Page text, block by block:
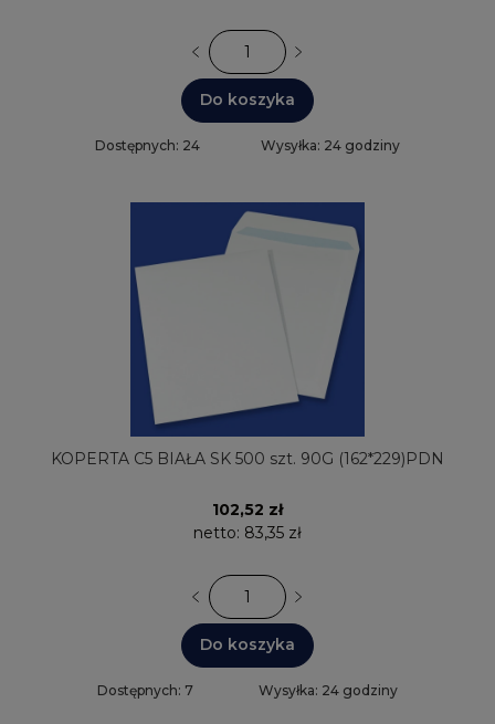
Do koszyka
Dostępnych: 24 Wysyłka: 24 godziny
KOPERTA C5 BIAŁA SK 500 szt. 90G (162*229)PDN
102,52 zł
netto: 83,35 zł
Do koszyka
Dostępnych: 7 Wysyłka: 24 godziny